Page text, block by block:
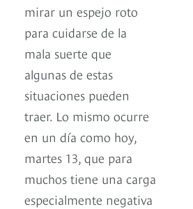
mirar un espejo roto
para cuidarse de la
mala suerte que
algunas de estas
situaciones pueden
traer. Lo mismo ocurre
en un día como hoy,
martes 13, que para
muchos tiene una carga
especialmente negativa